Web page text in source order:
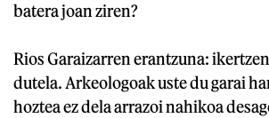
batera joan ziren?
Rios Garaizarren erantzuna:
dutela. Arkeologoak uste du garai
hoztea ez dela arrazoi nahikoa